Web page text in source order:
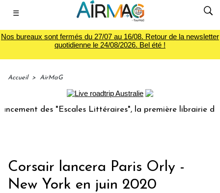
☰
Nos bureaux sont fermés du 27/07 au 16/08. Retour de la newsletter
quotidienne le 24/08/2026. Bel été !
Accueil > AirMaG
des "Escales Littéraires", la première librairie du
Corsair lancera Paris Orly -
New York en juin 2020